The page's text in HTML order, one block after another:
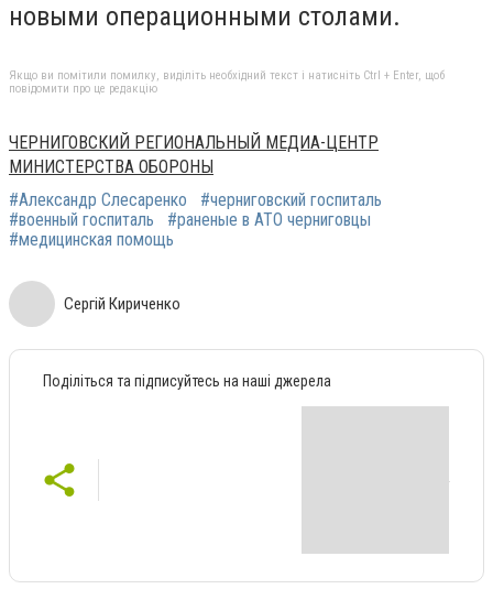
новыми операционными столами.
Якщо ви помітили помилку, виділіть необхідний текст і натисніть Ctrl + Enter, щоб
повідомити про це редакцію
ЧЕРНИГОВСКИЙ РЕГИОНАЛЬНЫЙ МЕДИА-ЦЕНТР
МИНИСТЕРСТВА ОБОРОНЫ
#Александр Слесаренко
#черниговский госпиталь
#военный госпиталь
#раненые в АТО черниговцы
#медицинская помощь
Сергій Кириченко
Поділіться та підписуйтесь на наші джерела